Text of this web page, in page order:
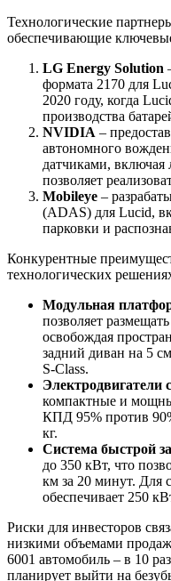
Технологические
обеспечивающие
LG Energy Solution
формата 2170 для
2020 году, когда
производства
NVIDIA –
автономного
датчиками,
позволяет
Mobileye –
(ADAS) для Lucid,
парковки и
Конкурентные
технологических
Модульная
позволяет
освобождая
задний диван на 5
S-Class.
Электродвигатели
компактные и
КПД 95% против
кг.
Система быстрой
до 350 кВт, что
км за 20 минут. Для
обеспечивает 250
Риски для инвесторов
низкими объемами
6001 автомобиль – в 10
планирует выйти на